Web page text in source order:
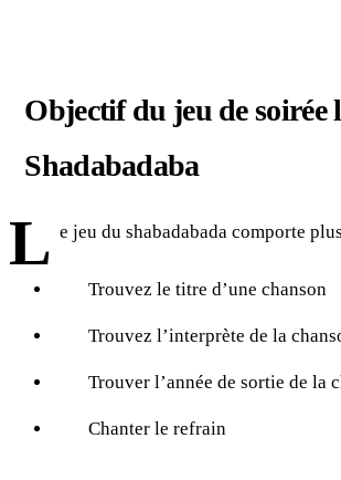
Objectif du jeu de soirée
Shadabadaba
L e jeu du shabadabada comporte
Trouvez le titre d’une chanson
Trouvez l’interprète de la
Trouver l’année de sortie de la
Chanter le refrain